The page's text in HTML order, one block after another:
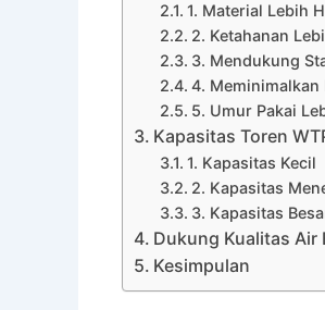
1. Material Lebih
2. Ketahanan
3. Mendukung
4.
5. Umur Pakai
Kapasitas Toren
1. Kapasitas Kecil
2. Kapasitas
3. Kapasitas
Dukung Kualitas Air
Kesimpulan